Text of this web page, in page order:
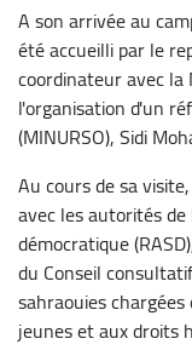
A son arrivée au
été accueilli par le
coordinateur avec la
l'organisation d'un
(MINURSO), Sidi
Au cours de sa
avec les autorités
démocratique
du Conseil
sahraouies
jeunes et aux droits